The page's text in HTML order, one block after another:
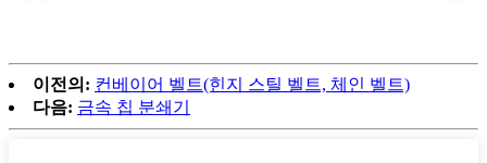
이전의: 컨베이어 벨트(힌지 스틸 벨트, 체인 벨트)
다음: 금속 칩 분쇄기